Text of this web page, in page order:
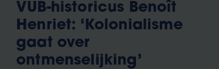
VUB-historicus Benoît
Henriet: ‘Kolonialisme
gaat over
ontmenselijking’